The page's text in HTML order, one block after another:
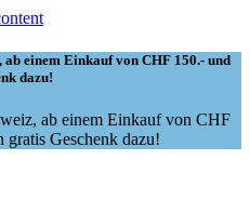
einem Einkauf von CHF 150.- und
dazu!
ab einem Einkauf von CHF
gratis Geschenk dazu!